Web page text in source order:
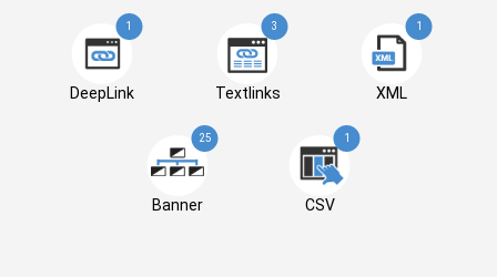
1
DeepLink
3
Textlinks
1
XML
25
Banner
1
CSV